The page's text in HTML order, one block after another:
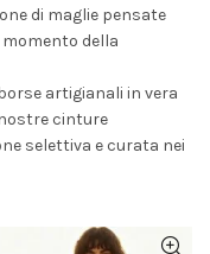
di maglie pensate
della
artigianali in vera
cinture
selettiva e curata nei